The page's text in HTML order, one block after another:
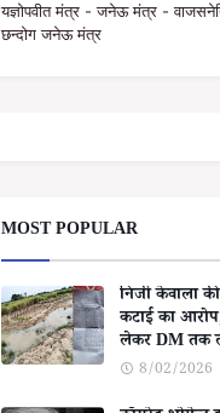
यज्ञोपवीत मंत्र - जनेऊ मंत्र -
छन्दोग जनेऊ मंत्र
MOST POPULAR
निजी केवाला
कटाई का
लेकर DM तक
8/02/2026